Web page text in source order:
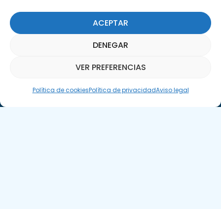
ACEPTAR
DENEGAR
VER PREFERENCIAS
Política de cookiesPolítica de privacidadAviso legal